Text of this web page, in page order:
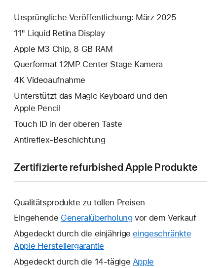
Ursprüngliche Veröffentlichung: März 2025
11" Liquid Retina Display
Apple M3 Chip, 8 GB RAM
Querformat 12MP Center Stage Kamera
4K Video­aufnahme
Unterstützt das Magic Keyboard und den
Apple Pencil
Touch ID in der oberen Taste
Antireflex-Beschichtung
Zertifizierte refurbished Apple Produkte
Qualitätsprodukte zu tollen Preisen
Eingehende Generalüberholung vor dem Verkauf
Abgedeckt durch die einjährige eingeschränkte
Apple Herstellergarantie
neues
Abgedeckt durch die 14-tägige Apple